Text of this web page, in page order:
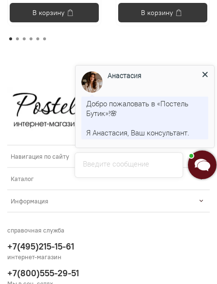
В корзину В корзину
Навигация по сайту
Каталог
Информация
справочная служба
+7(495)215-15-61
интернет-магазин
+7(800)555-29-51
Введите сообщение
Анастасия
Добро пожаловать в «Постель
Бутик»!🌸
Я Анастасия, Ваш консультант.